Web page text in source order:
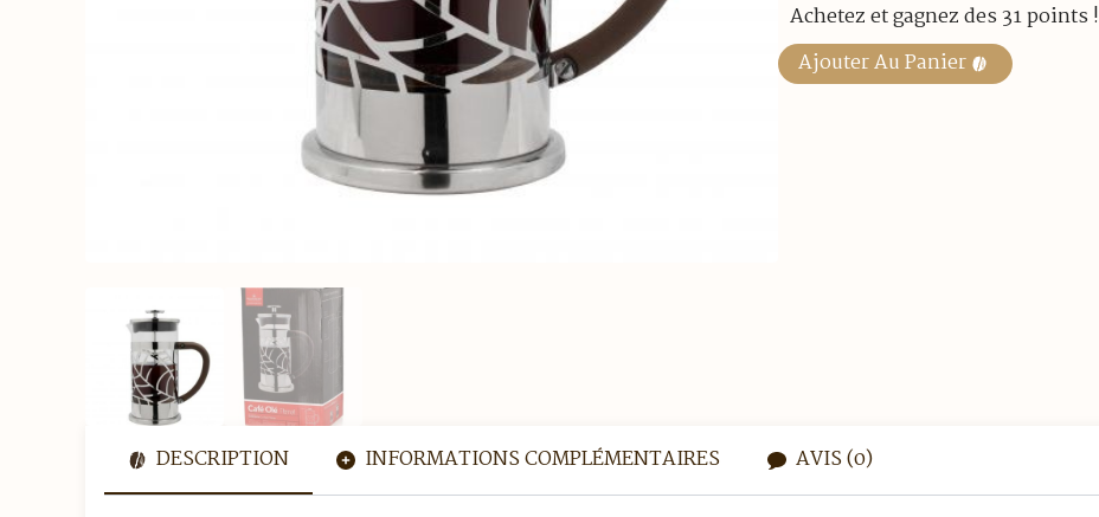
Achetez et gagnez des 31 points !
Ajouter Au Panier
DESCRIPTION INFORMATIONS COMPLÉMENTAIRES AVIS (0)